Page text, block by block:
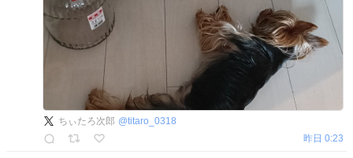
ちぃたろ次郎 @titaro_0318
昨日 0:23